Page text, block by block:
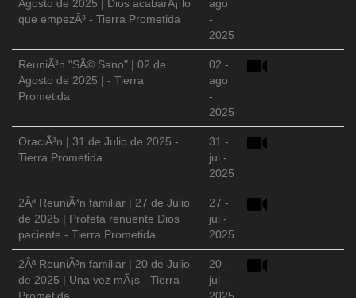
Agosto de 2025 | Dios acabarÃ¡ lo
que empezÃ³ - Tierra Prometida
ago
-
2025
ReuniÃ³n "SÃ© Sano" | 02 de
Agosto de 2025 | - Tierra
Prometida
02 -
ago
-
2025
OraciÃ³n | 31 de Julio de 2025 -
Tierra Prometida
31 -
jul -
2025
2Âª ReuniÃ³n familiar | 27 de Julio
de 2025 | Profeta renuente Dios
paciente - Tierra Prometida
27 -
jul -
2025
2Âª ReuniÃ³n familiar | 20 de Julio
de 2025 | Una vez mÃ¡s - Tierra
20 -
jul -